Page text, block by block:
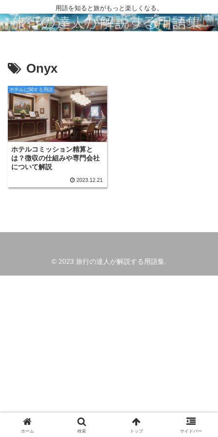
用語を知ると旅がもっと楽しくなる。
Onyx
ホテルに関する用語
ホテルコミッション精算と
は？徴収の仕組みや専門会社
について解説
2023.12.21
© 2023 旅行の達人が解説する用語集.
ホーム 検索 トップ サイドバー